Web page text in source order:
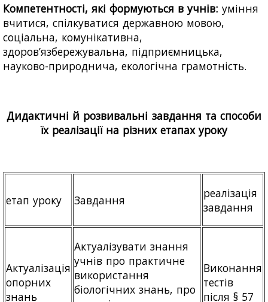
Компетентності, які формуються в учнів: уміння
вчитися, спілкуватися державною мовою,
соціальна, комунікативна,
здоров’язбережувальна, підприємницька,
науково-природнича, екологічна грамотність.
Дидактичні й розвивальні завдання та способи
їх реалізації на різних етапах уроку
етап уроку Завдання
реалізація
завдання
Актуалізація
опорних
знань
Актуалізувати знання
учнів про практичне
використання
біологічних знань, про
Виконання
тестів
після § 57